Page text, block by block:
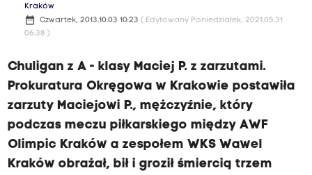
Kraków
date_range Czwartek, 2013.10.03 10:23 ( Edytowany Poniedziałek, 2021.05.31
06:38 )
Chuligan z A - klasy Maciej P. z zarzutami.
Prokuratura Okręgowa w Krakowie postawiła
zarzuty Maciejowi P., mężczyźnie, który
podczas meczu piłkarskiego między AWF
Olimpic Kraków a zespołem WKS Wawel
Kraków obrażał, bił i groził śmiercią trzem